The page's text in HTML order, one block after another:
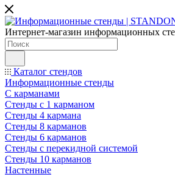
Интернет-магазин информационных
Каталог стендов
Информационные стенды
С карманами
Стенды с 1 карманом
Стенды 4 кармана
Стенды 8 карманов
Стенды 6 карманов
Стенды с перекидной системой
Стенды 10 карманов
Настенные